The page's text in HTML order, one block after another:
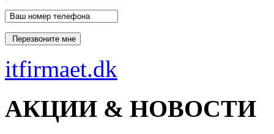
itfirmaet.dk
АКЦИИ & НОВОСТИ